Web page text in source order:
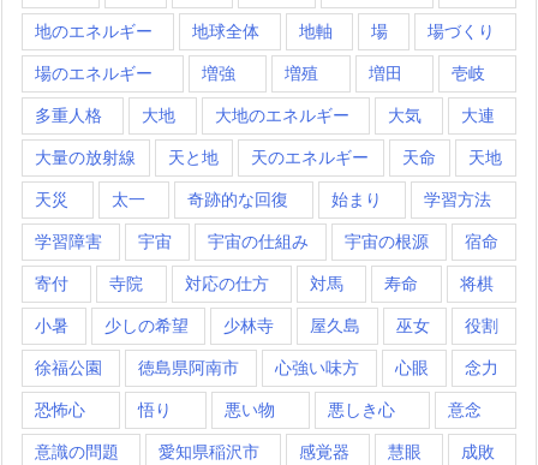
地のエネルギー 地球全体 地軸 場 場づくり
場のエネルギー 増強 増殖 増田 壱岐
多重人格 大地 大地のエネルギー 大気 大連
大量の放射線 天と地 天のエネルギー 天命 天地
天災 太一 奇跡的な回復 始まり 学習方法
学習障害 宇宙 宇宙の仕組み 宇宙の根源 宿命
寄付 寺院 対応の仕方 対馬 寿命 将棋
小暑 少しの希望 少林寺 屋久島 巫女 役割
徐福公園 徳島県阿南市 心強い味方 心眼 念力
恐怖心 悟り 悪い物 悪しき心 意念
意識の問題 愛知県稲沢市 感覚器 慧眼 成敗